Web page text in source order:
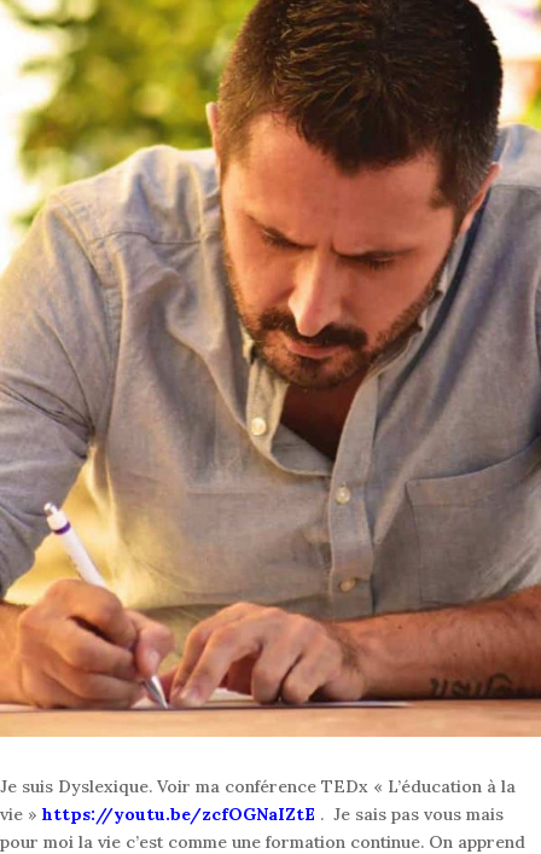
Je suis Dyslexique. Voir ma conférence TEDx « L’éducation à la
vie » https://youtu.be/zcfOGNaIZtE . Je sais pas vous mais
pour moi la vie c’est comme une formation continue. On apprend